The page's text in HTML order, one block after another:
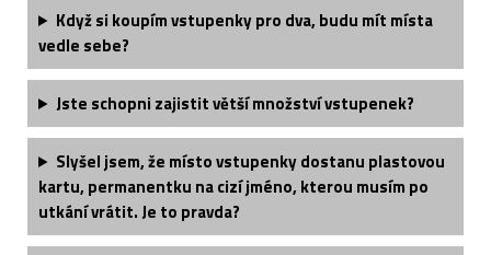
Když si koupím vstupenky pro dva, budu mít místa
vedle sebe?
Jste schopni zajistit větší množství vstupenek?
Slyšel jsem, že místo vstupenky dostanu plastovou
kartu, permanentku na cizí jméno, kterou musím po
utkání vrátit. Je to pravda?